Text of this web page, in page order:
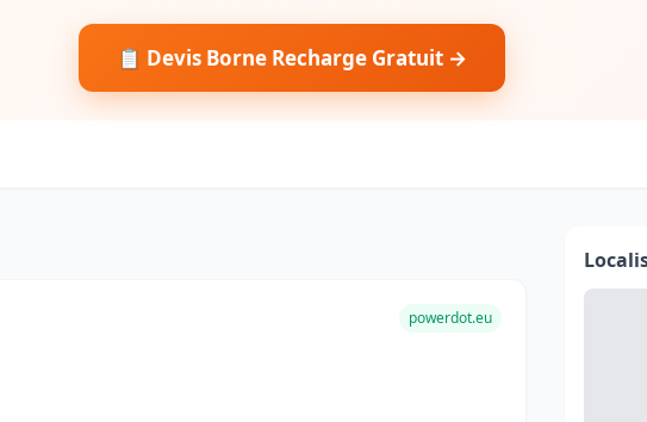
📋 Devis Borne Recharge Gratuit →
powerdot.eu